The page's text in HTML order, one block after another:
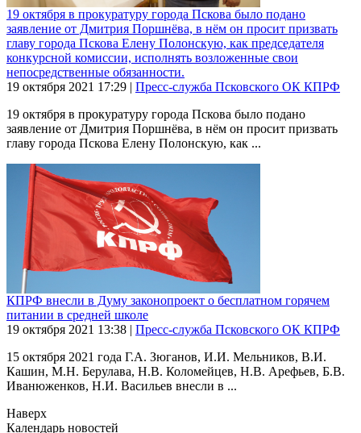
19 октября в прокуратуру города Пскова было подано
заявление от Дмитрия Поршнёва, в нём он просит призвать
главу города Пскова Елену Полонскую, как председателя
конкурсной комиссии, исполнять возложенные свои
непосредственные обязанности.
19 октября 2021 17:29 | Пресс-служба Псковского ОК КПРФ
19 октября в прокуратуру города Пскова было подано
заявление от Дмитрия Поршнёва, в нём он просит призвать
главу города Пскова Елену Полонскую, как ...
КПРФ внесли в Думу законопроект о бесплатном горячем
питании в средней школе
19 октября 2021 13:38 | Пресс-служба Псковского ОК КПРФ
15 октября 2021 года Г.А. Зюганов, И.И. Мельников, В.И.
Кашин, М.Н. Берулава, Н.В. Коломейцев, Н.В. Арефьев, Б.В.
Иванюженков, Н.И. Васильев внесли в ...
Наверх
Календарь новостей